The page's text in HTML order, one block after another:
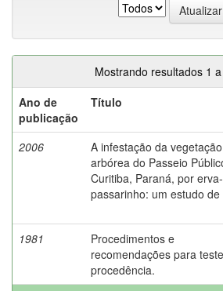
Mostrando resultados 1
Ano de
publicação
Título
2006
A infestação da vegetação
arbórea do Passeio
Curitiba, Paraná, por
passarinho: um estudo de
1981
Procedimentos e
recomendações para
procedência.